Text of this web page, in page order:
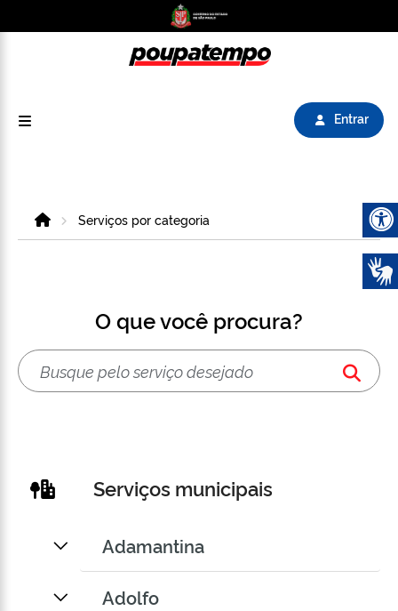
Entrar
HomeServiços por categoria
O que você procura?
Serviços municipais
Adamantina
Adolfo